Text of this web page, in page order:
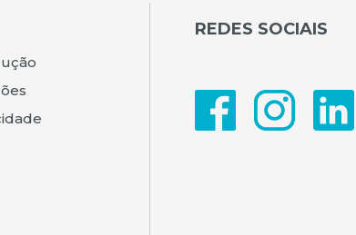
REDES SOCIAIS